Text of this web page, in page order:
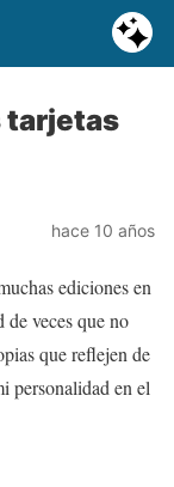
tarjetas
hace 10 años
ediciones en
de veces que no
que reflejen de
personalidad en el